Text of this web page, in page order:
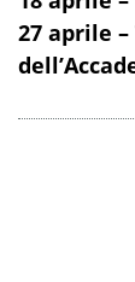
27 aprile